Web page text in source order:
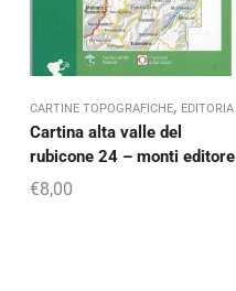
CARTINE TOPOGRAFICHE, EDITORIA
Cartina alta valle del
rubicone 24 – monti editore
€8,00